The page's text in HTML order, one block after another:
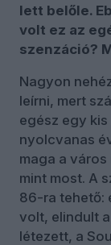
lett belőle.
volt ez az
szenzáció?
Nagyon
leírni, mert
egész egy
nyolcvanas
maga a
mint most. A
86-ra tehető:
volt, elindult
létezett, a